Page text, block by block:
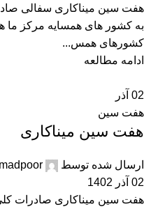
هفت سین میناکاری سفالی
به کشور های همسایه مرکز ما
کشورهای همس...
ادامه مطالعه
02 آذر
هفت سین
هفت سین میناکاری
ارسال شده توسط
02 آذر 1402
هفت سین میناکاری صادرات